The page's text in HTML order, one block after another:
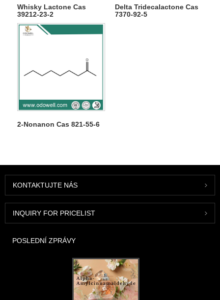
Whisky Lactone Cas
39212-23-2
Delta Tridecalactone Cas
7370-92-5
2-Nonanon Cas 821-55-6
KONTAKTUJTE NÁS
INQUIRY FOR PRICELIST
POSLEDNÍ ZPRÁVY